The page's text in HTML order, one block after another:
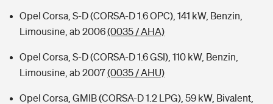
Opel Corsa, S-D (CORSA-D 1.6 OPC), 141 kW, Benzin,
Limousine, ab 2006(0035 / AHA)
Opel Corsa, S-D (CORSA-D 1.6 GSI), 110 kW, Benzin,
Limousine, ab 2007(0035 / AHU)
Opel Corsa, GMIB (CORSA-D 1.2 LPG), 59 kW, Bivalent,